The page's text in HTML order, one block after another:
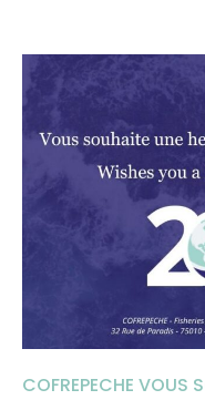
COFREPECHE VOUS